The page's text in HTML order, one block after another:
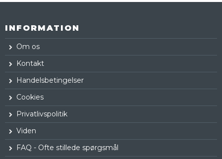
INFORMATION
Om os
Kontakt
Handelsbetingelser
Cookies
Privatlivspolitik
Viden
FAQ - Ofte stillede spørgsmål